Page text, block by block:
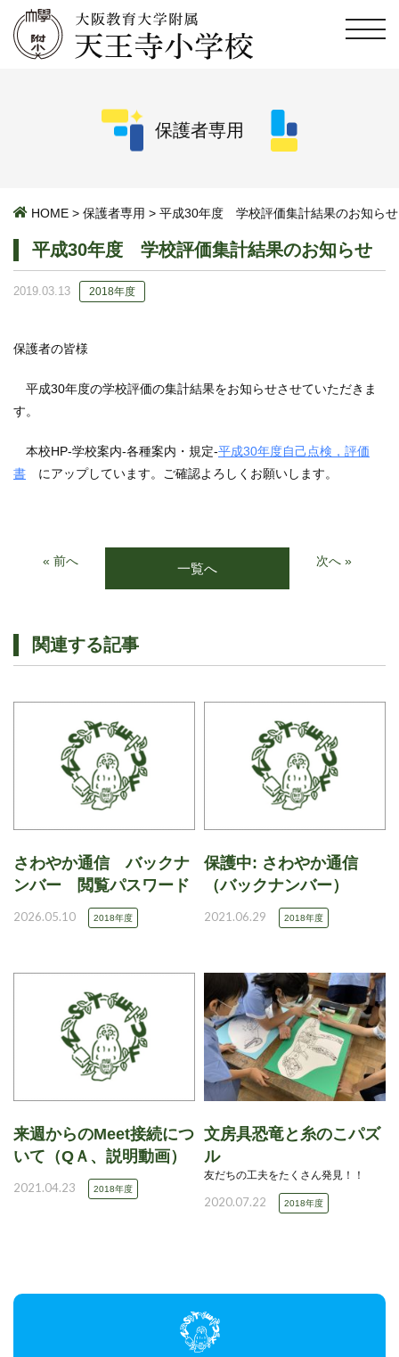
保護者専用
HOME > 保護者専用 > 平成30年度 学校評価集計結果のお知らせ
平成30年度 学校評価集計結果のお知らせ
2019.03.13 2018年度
保護者の皆様
平成30年度の学校評価の集計結果をお知らせさせていただきま
す。
本校HP-学校案内-各種案内・規定-平成30年度自己点検，評価
書 にアップしています。ご確認よろしくお願いします。
« 前へ 一覧へ 次へ »
関連する記事
さわやか通信 バックナ
ンバー 閲覧パスワード
2026.05.10 2018年度
保護中: さわやか通信
（バックナンバー）
2021.06.29 2018年度
来週からのMeet接続につ
いて（QＡ、説明動画）
2021.04.23 2018年度
文房具恐竜と糸のこパズ
ル
友だちの工夫をたくさん発見！！
2020.07.22 2018年度